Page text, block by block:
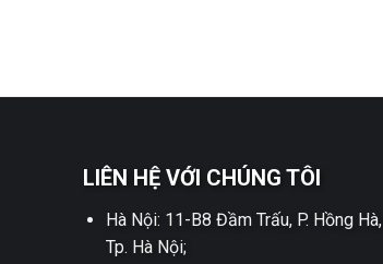
LIÊN HỆ VỚI CHÚNG TÔI
Hà Nội: 11-B8 Đầm Trấu, P. Hồng Hà,
Tp. Hà Nội;